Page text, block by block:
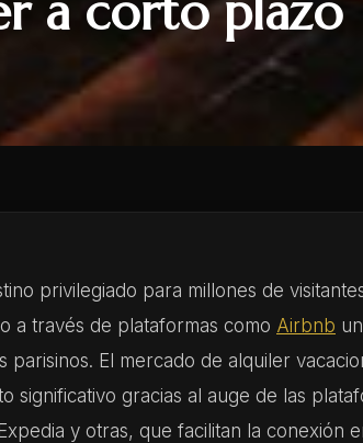
a corto plazo
privilegiado para millones de
a través de plataformas como Airbnb
parisinos. El mercado de alquiler
significativo gracias al auge de las
y otras, que facilitan la conexión